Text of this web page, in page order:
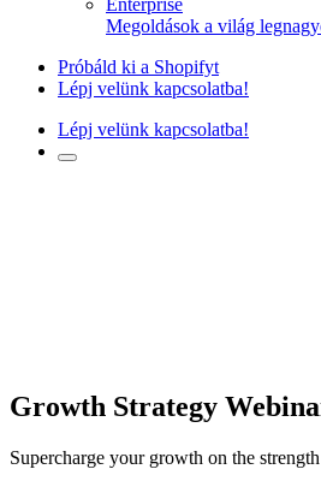
Enterprise
Megoldások a világ
Próbáld ki a Shopifyt
Lépj velünk kapcsolatba!
Lépj velünk kapcsolatba!
Growth Strategy
Supercharge your growth on the